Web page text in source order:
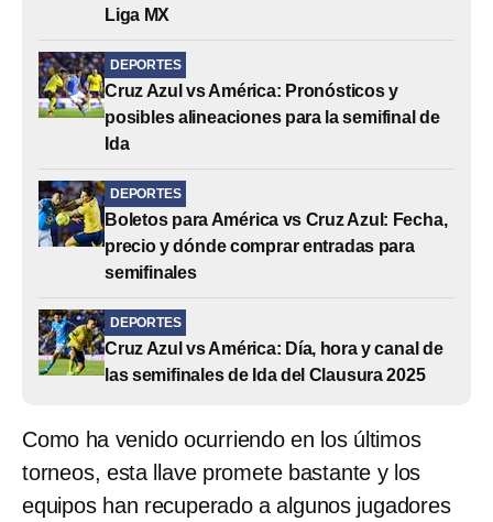
Liga MX
DEPORTES
Cruz Azul vs América: Pronósticos y
posibles alineaciones para la semifinal de
Ida
DEPORTES
Boletos para América vs Cruz Azul: Fecha,
precio y dónde comprar entradas para
semifinales
DEPORTES
Cruz Azul vs América: Día, hora y canal de
las semifinales de Ida del Clausura 2025
Como ha venido ocurriendo en los últimos
torneos, esta llave promete bastante y los
equipos han recuperado a algunos jugadores